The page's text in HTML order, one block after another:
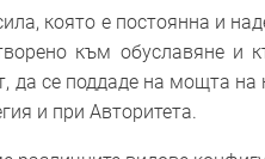
която е постоянна и
към обуславяне и
да се поддаде на мощта
и при Авторитета.